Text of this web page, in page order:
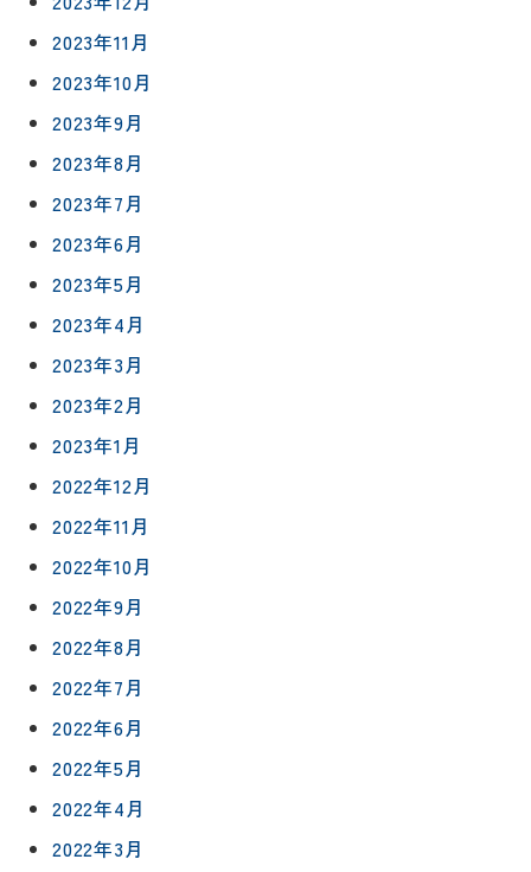
2023年11月
2023年10月
2023年9月
2023年8月
2023年7月
2023年6月
2023年5月
2023年4月
2023年3月
2023年2月
2023年1月
2022年12月
2022年11月
2022年10月
2022年9月
2022年8月
2022年7月
2022年6月
2022年5月
2022年4月
2022年3月